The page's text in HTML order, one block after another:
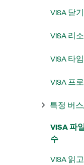
VISA 닫
VISA 리
VISA 타
VISA 프
특정 버
VISA 파
수
VISA 읽